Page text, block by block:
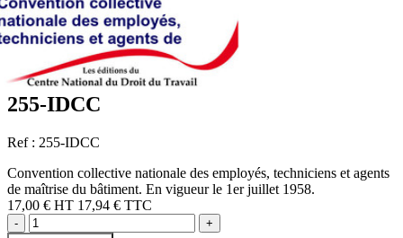
255-IDCC
Ref : 255-IDCC
Convention collective nationale des employés, techniciens et agents
de maîtrise du bâtiment. En vigueur le 1er juillet 1958.
17,00 € HT 17,94 € TTC
- +